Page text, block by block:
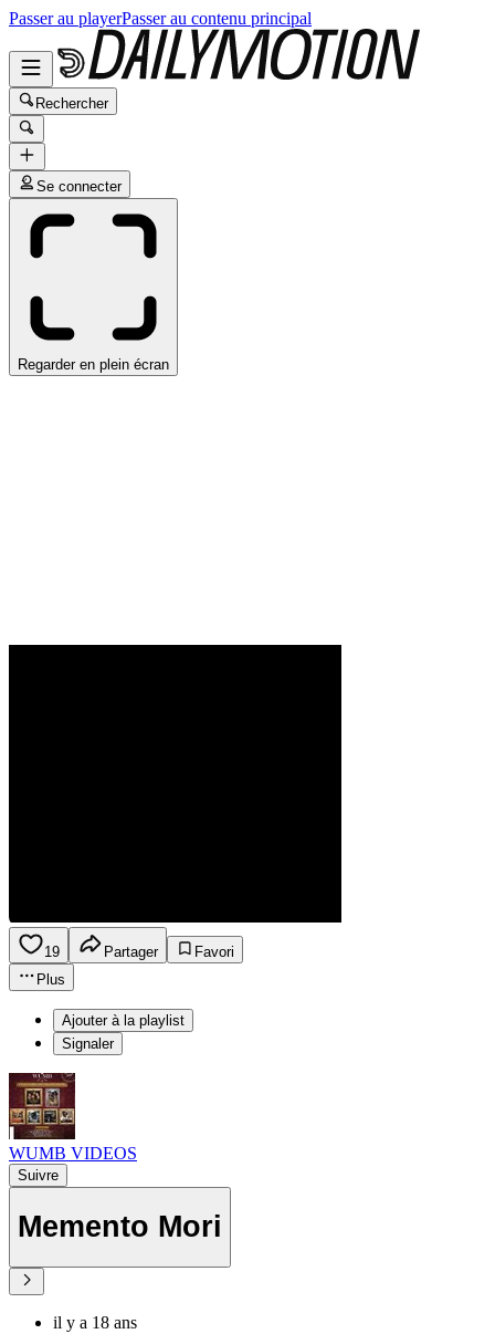
Passer au playerPasser au contenu principal
Rechercher
Se connecter
Regarder en plein écran
19 Partager
Favori
Plus
Ajouter à la playlist
Signaler
WUMB VIDEOS
Suivre
Memento Mori
il y a 18 ans